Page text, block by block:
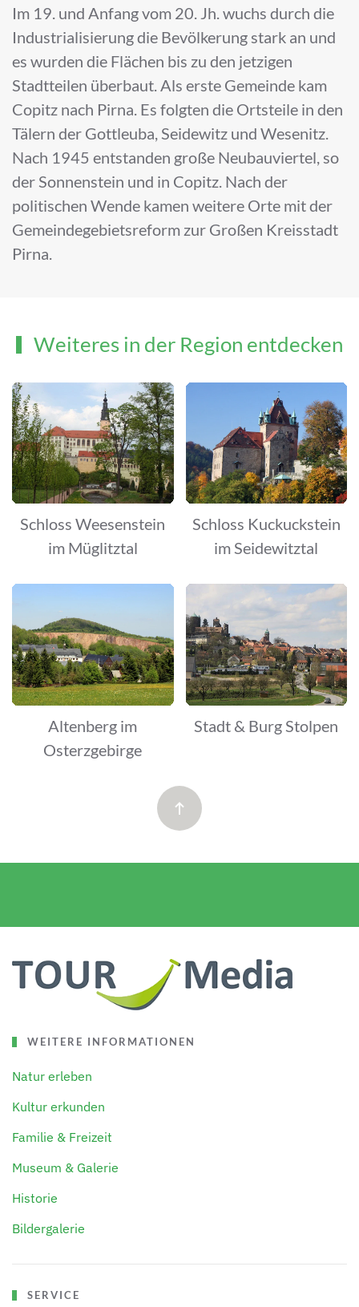
Im 19. und Anfang vom 20. Jh. wuchs durch die
Industrialisierung die Bevölkerung stark an und
es wurden die Flächen bis zu den jetzigen
Stadtteilen überbaut. Als erste Gemeinde kam
Copitz nach Pirna. Es folgten die Ortsteile in den
Tälern der Gottleuba, Seidewitz und Wesenitz.
Nach 1945 entstanden große Neubauviertel, so
der Sonnenstein und in Copitz. Nach der
politischen Wende kamen weitere Orte mit der
Gemeindegebietsreform zur Großen Kreisstadt
Pirna.
Weiteres in der Region entdecken
Schloss Weesenstein
im Müglitztal
Schloss Kuckuckstein
im Seidewitztal
Altenberg im
Osterzgebirge
Stadt & Burg Stolpen
WEITERE INFORMATIONEN
Natur erleben
Kultur erkunden
Familie & Freizeit
Museum & Galerie
Historie
Bildergalerie
SERVICE